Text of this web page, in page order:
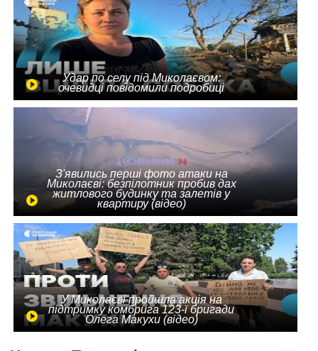
Удар по селу під Миколаєвом:
очевидці повідомили подробиці
З'явились перші фото атаки на
Миколаєві: безпілотник пробив дах
житлового будинку та залетів у
квартиру (відео)
У Миколаєві пройшла акція на
підтримку комбрига 123-ї бригади
Олега Макухи (відео)